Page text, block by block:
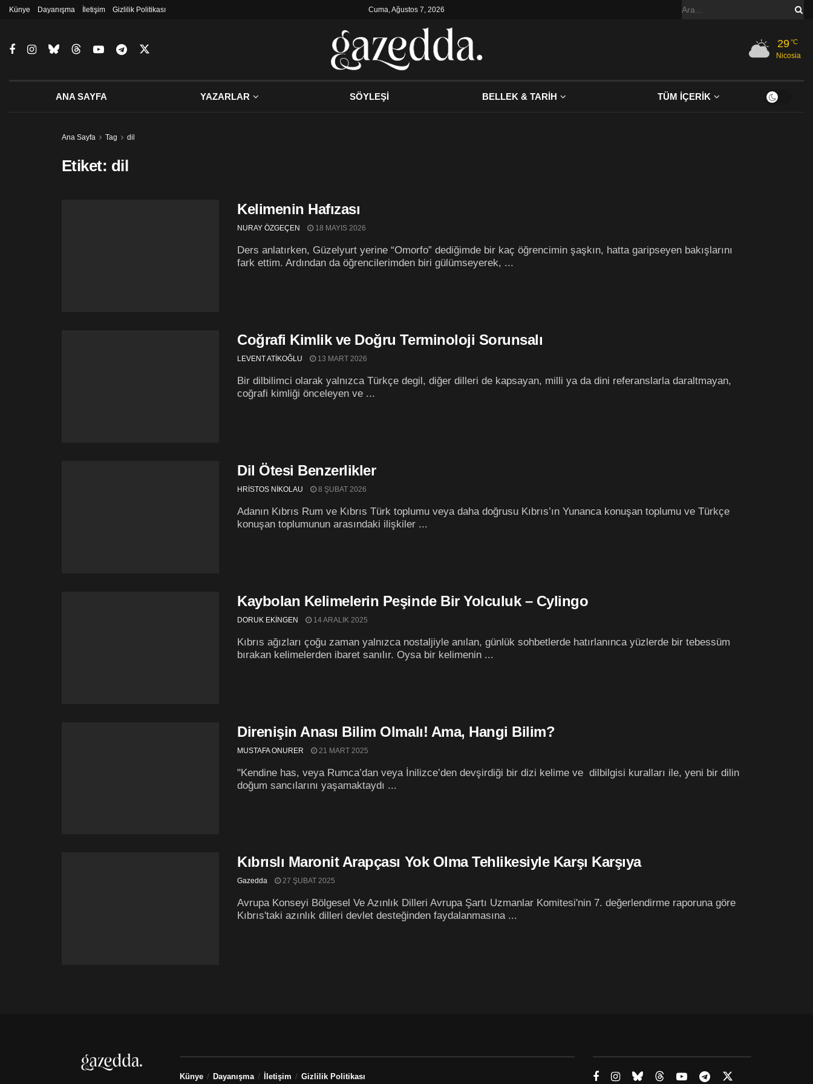
Künye Dayanışma İletişim Gizlilik Politikası Cuma, Ağustos 7, 2026
29°C
Nicosia
ANA SAYFA YAZARLAR SÖYLEŞİ BELLEK & TARİH TÜM İÇERİK
Ana Sayfa Tag dil
Etiket: dil
Kelimenin Hafızası
NURAY ÖZGEÇEN 18 MAYIS 2026
Ders anlatırken, Güzelyurt yerine “Omorfo” dediğimde bir kaç öğrencimin şaşkın, hatta garipseyen bakışlarını
fark ettim. Ardından da öğrencilerimden biri gülümseyerek, ...
Coğrafi Kimlik ve Doğru Terminoloji Sorunsalı
LEVENT ATİKOĞLU 13 MART 2026
Bir dilbilimci olarak yalnızca Türkçe degil, diğer dilleri de kapsayan, milli ya da dini referanslarla daraltmayan,
coğrafi kimliği önceleyen ve ...
Dil Ötesi Benzerlikler
HRİSTOS NİKOLAU 8 ŞUBAT 2026
Adanın Kıbrıs Rum ve Kıbrıs Türk toplumu veya daha doğrusu Kıbrıs’ın Yunanca konuşan toplumu ve Türkçe
konuşan toplumunun arasındaki ilişkiler ...
Kaybolan Kelimelerin Peşinde Bir Yolculuk – Cylingo
DORUK EKİNGEN 14 ARALIK 2025
Kıbrıs ağızları çoğu zaman yalnızca nostaljiyle anılan, günlük sohbetlerde hatırlanınca yüzlerde bir tebessüm
bırakan kelimelerden ibaret sanılır. Oysa bir kelimenin ...
Direnişin Anası Bilim Olmalı! Ama, Hangi Bilim?
MUSTAFA ONURER 21 MART 2025
"Kendine has, veya Rumca’dan veya İnilizce’den devşirdiği bir dizi kelime ve dilbilgisi kuralları ile, yeni bir dilin
doğum sancılarını yaşamaktaydı ...
Kıbrıslı Maronit Arapçası Yok Olma Tehlikesiyle Karşı Karşıya
Gazedda 27 ŞUBAT 2025
Avrupa Konseyi Bölgesel Ve Azınlık Dilleri Avrupa Şartı Uzmanlar Komitesi'nin 7. değerlendirme raporuna göre
Kıbrıs'taki azınlık dilleri devlet desteğinden faydalanmasına ...
Künye Dayanışma İletişim Gizlilik Politikası